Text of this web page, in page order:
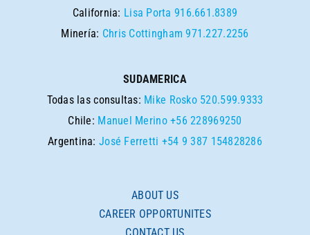
California: Lisa Porta 916.661.8389
Minería: Chris Cottingham 971.227.2256
SUDAMERICA
Todas las consultas: Mike Rosko 520.599.9333
Chile: Manuel Merino +56 228969250
Argentina:José Ferretti +54 9 387 154828286
ABOUT US
CAREER OPPORTUNITES
CONTACT US